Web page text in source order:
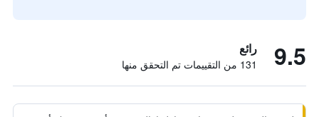
9.5 رائع
131 من التقييمات تم التحقق منها